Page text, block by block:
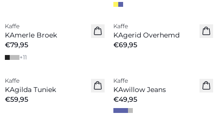
Nieuw
Kaffe
KAmerle Broek
€79,95
+11
Kaffe
KAgerid Overhemd
€69,95
Nieuw
Kaffe
KAgilda Tuniek
€59,95
Kaffe
KAwillow Jeans
€49,95